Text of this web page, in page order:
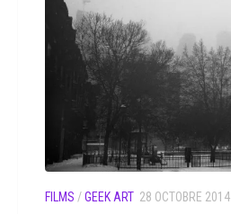
FILMS /GEEK ART 28 OCTOBRE 2014